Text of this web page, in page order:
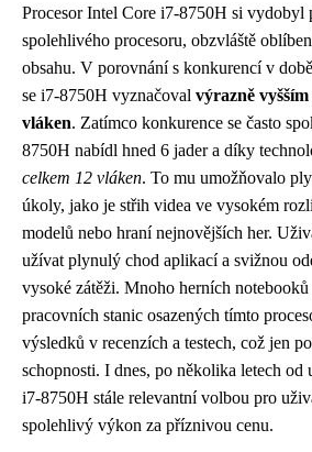
Procesor Intel Core i7-8750H si vydobyl
spolehlivého procesoru, obzvláště
obsahu. V porovnání s konkurencí v
se i7-8750H vyznačoval výrazně
vláken. Zatímco konkurence se často
8750H nabídl hned 6 jader a díky
celkem 12 vláken. To mu umožňovalo
úkoly, jako je střih videa ve vysokém
modelů nebo hraní nejnovějších her.
užívat plynulý chod aplikací a svižnou
vysoké zátěži. Mnoho herních
pracovních stanic osazených tímto
výsledků v recenzích a testech, což jen
schopnosti. I dnes, po několika letech od
i7-8750H stále relevantní volbou pro
spolehlivý výkon za příznivou cenu.